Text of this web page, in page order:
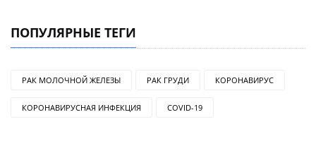
ПОПУЛЯРНЫЕ ТЕГИ
РАК МОЛОЧНОЙ ЖЕЛЕЗЫ РАК ГРУДИ КОРОНАВИРУС
КОРОНАВИРУСНАЯ ИНФЕКЦИЯ COVID-19